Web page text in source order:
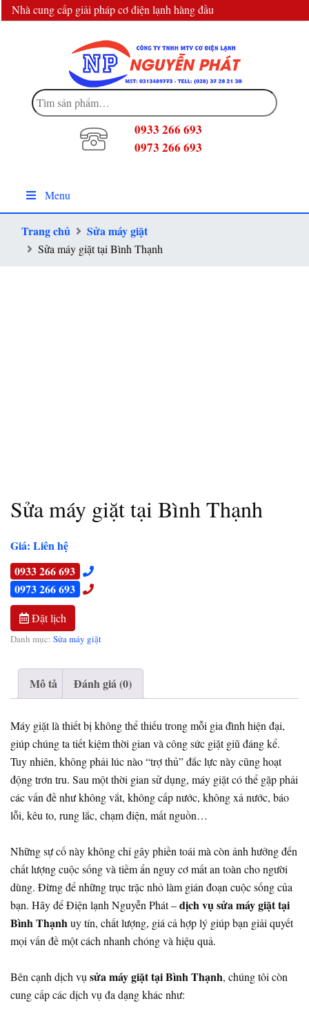
Nhà cung cấp giải pháp cơ điện lạnh hàng đầu
Tìm
kiếm:
0933 266 693
0973 266 693
Menu
Trang chủ Sửa máy giặt
Sửa máy giặt tại Bình Thạnh
Sửa máy giặt tại Bình Thạnh
Giá: Liên hệ
0933 266 693
0973 266 693
Đặt lịch
Danh mục: Sửa máy giặt
Mô tả Đánh giá (0)
Máy giặt là thiết bị không thể thiếu trong mỗi gia đình hiện đại,
giúp chúng ta tiết kiệm thời gian và công sức giặt giũ đáng kể.
Tuy nhiên, không phải lúc nào “trợ thủ” đắc lực này cũng hoạt
động trơn tru. Sau một thời gian sử dụng, máy giặt có thể gặp phải
các vấn đề như không vắt, không cấp nước, không xả nước, báo
lỗi, kêu to, rung lắc, chạm điện, mất nguồn…
Những sự cố này không chỉ gây phiền toái mà còn ảnh hưởng đến
chất lượng cuộc sống và tiềm ẩn nguy cơ mất an toàn cho người
dùng. Đừng để những trục trặc nhỏ làm gián đoạn cuộc sống của
bạn. Hãy để Điện lạnh Nguyễn Phát –dịch vụ sửa máy giặt tại
Bình Thạnh uy tín, chất lượng, giá cả hợp lý giúp bạn giải quyết
mọi vấn đề một cách nhanh chóng và hiệu quả.
Bên cạnh dịch vụ sửa máy giặt tại Bình Thạnh, chúng tôi còn
cung cấp các dịch vụ đa dạng khác như: